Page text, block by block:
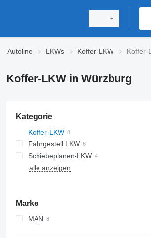
Autoline LKWs Koffer-LKW Koffer-
Koffer-LKW in Würzburg
Kategorie
Koffer-LKW
Fahrgestell LKW
Schiebeplanen-LKW
alle anzeigen
Marke
MAN